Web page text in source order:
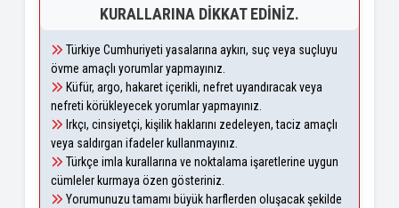
KURALLARINA DIKKAT EDINIZ.
Türkiye Cumhuriyeti yasalarına aykırı, suç veya suçluyu
övme amaçlı yorumlar yapmayınız.
Küfür, argo, hakaret içerikli, nefret uyandıracak veya
nefreti körükleyecek yorumlar yapmayınız.
Irkçı, cinsiyetçi, kişilik haklarını zedeleyen, taciz amaçlı
veya saldırgan ifadeler kullanmayınız.
Türkçe imla kurallarına ve noktalama işaretlerine uygun
cümleler kurmaya özen gösteriniz.
Yorumunuzu tamamı büyük harflerden oluşacak şekilde